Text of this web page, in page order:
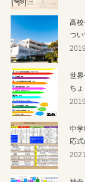
高
つ
世
ち
中
応